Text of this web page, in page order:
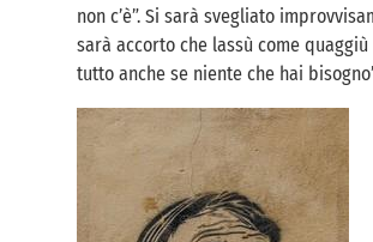
non c’è”. Si sarà svegliato
sarà accorto che lassù come
tutto anche se niente che hai